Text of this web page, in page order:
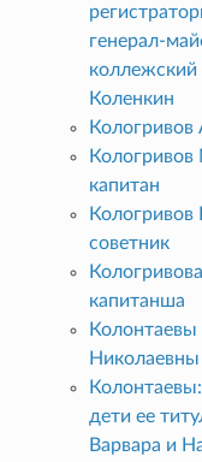
генерал-
коллежский
Коленкин
капитан
советник
капитанша
Николаевны
дети ее
Варвара и